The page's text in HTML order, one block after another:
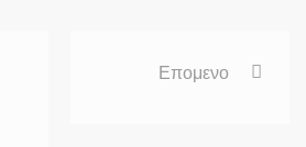
Επομενο